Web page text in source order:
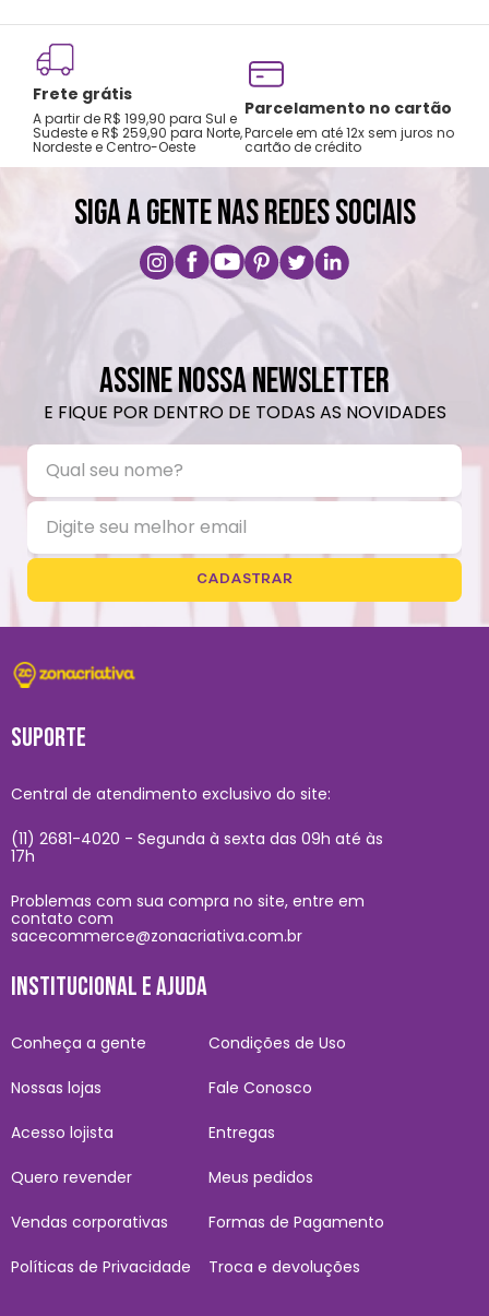
Lavar com água, esponja macia e sabão
neutro.
Não recomendado colocar no freezer.
Não vai ao micro-ondas.
Não utilizar produtos químicos e abrasivos.
Frete grátis
A partir de R$ 199,90 para Sul e
Sudeste e R$ 259,90 para Norte,
Nordeste e Centro-Oeste
Parcelamento no cartão
Parcele em até 12x sem juros no
cartão de crédito
SIGA A GENTE NAS REDES SOCIAIS
ASSINE NOSSA NEWSLETTER
E FIQUE POR DENTRO DE TODAS AS NOVIDADES
CADASTRAR
SUPORTE
Central de atendimento exclusivo do site:
(11) 2681-4020 - Segunda à sexta das 09h até às
17h
Problemas com sua compra no site, entre em
contato com
sacecommerce@zonacriativa.com.br
INSTITUCIONAL E AJUDA
Conheça a gente
Nossas lojas
Acesso lojista
Quero revender
Vendas corporativas
Políticas de Privacidade
Condições de Uso
Fale Conosco
Entregas
Meus pedidos
Formas de Pagamento
Troca e devoluções